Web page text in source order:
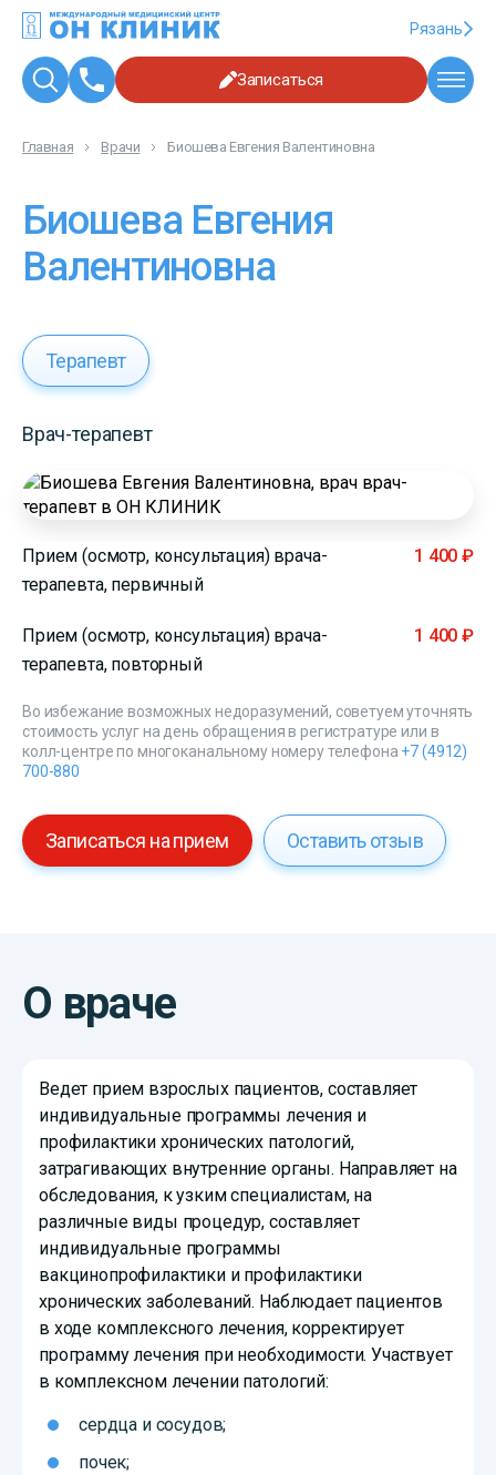
Рязань
Записаться
Главная Врачи Биошева Евгения Валентиновна
Биошева Евгения
Валентиновна
Терапевт
Врач-терапевт
Прием (осмотр, консультация) врача-
терапевта, первичный
1 400 ₽
Прием (осмотр, консультация) врача-
терапевта, повторный
1 400 ₽
Во избежание возможных недоразумений, советуем уточнять
стоимость услуг на день обращения в регистратуре или в
колл-центре по многоканальному номеру телефона +7 (4912)
700-880
Записаться на прием Оставить отзыв
О враче
Ведет прием взрослых пациентов, составляет
индивидуальные программы лечения и
профилактики хронических патологий,
затрагивающих внутренние органы. Направляет на
обследования, к узким специалистам, на
различные виды процедур, составляет
индивидуальные программы
вакцинопрофилактики и профилактики
хронических заболеваний. Наблюдает пациентов
в ходе комплексного лечения, корректирует
программу лечения при необходимости. Участвует
в комплексном лечении патологий:
сердца и сосудов;
почек;